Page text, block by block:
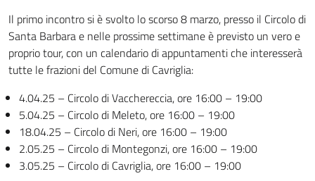
Il primo incontro si è svolto lo scorso 8 marzo, presso il Circolo di
Santa Barbara e nelle prossime settimane è previsto un vero e
proprio tour, con un calendario di appuntamenti che interesserà
tutte le frazioni del Comune di Cavriglia:
4.04.25 – Circolo di Vacchereccia, ore 16:00 – 19:00
5.04.25 – Circolo di Meleto, ore 16:00 – 19:00
18.04.25 – Circolo di Neri, ore 16:00 – 19:00
2.05.25 – Circolo di Montegonzi, ore 16:00 – 19:00
3.05.25 – Circolo di Cavriglia, ore 16:00 – 19:00